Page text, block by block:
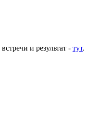
и результат - тут.